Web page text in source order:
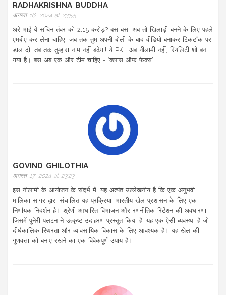
RADHAKRISHNA BUDDHA
अगस्त 16, 2024 at 23:55
अरे भाई ये सचिन तंवर को 2.15 करोड़? बस बस! अब तो खिलाड़ी बनने के लिए पहले
एमबीए कर लेना चाहिए! जब तक तुम अपनी बोली के बाद वीडियो बनाकर टिकटॉक पर
डाल दो, तब तक तुम्हारा नाम नहीं बढ़ेगा! ये PKL अब नीलामी नहीं, रियलिटी शो बन
गया है। बस अब एक और टीम चाहिए - ‘क्लास ऑफ़ फेक्स’!
GOVIND GHILOTHIA
अगस्त 17, 2024 at 23:23
इस नीलामी के आयोजन के संदर्भ में, यह अत्यंत उल्लेखनीय है कि एक अनुभवी
मालिका सागर द्वारा संचालित यह प्रक्रिया, भारतीय खेल प्रशासन के लिए एक
निर्णायक निदर्शन है। श्रेणी आधारित विभाजन और रणनीतिक रिटेंशन की अवधारणा,
जिसमें पुनेरी पलटन ने उत्कृष्ट उदाहरण प्रस्तुत किया है, यह एक ऐसी व्यवस्था है जो
दीर्घकालिक स्थिरता और व्यावसायिक विकास के लिए आवश्यक है। यह खेल की
गुणवत्ता को बनाए रखने का एक विवेकपूर्ण उपाय है।